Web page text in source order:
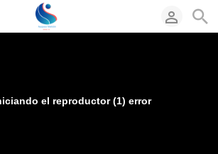
el reproductor (1) error